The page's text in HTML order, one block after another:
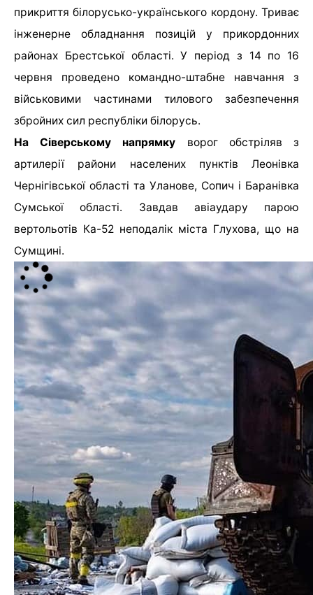
прикриття білорусько-українського кордону. Триває
інженерне обладнання позицій у прикордонних
районах Брестської області. У період з 14 по 16
червня проведено командно-штабне навчання з
військовими частинами тилового забезпечення
збройних сил республіки білорусь.
На Сіверському напрямку ворог обстріляв з
артилерії райони населених пунктів Леонівка
Чернігівської області та Уланове, Сопич і Баранівка
Сумської області. Завдав авіаудару парою
вертольотів Ка-52 неподалік міста Глухова, що на
Сумщині.
На Слобожанському напрямку
противник веде
бойові дії з метою стримування підрозділів Сил
оборони від подальшого просування в бік
Державного кордону.
На Харківському напрямку
ворог застосовував
ствольну артилерію та реактивні системи залпового
вогню в районах населених пунктів Золочів, Уди,
Байрак, Перемога, Рубіжне, Верхній Салтів, Печеніги
та Леб’яже.
На Слов’янському напрямкузафіксовано
артилерійські обстріли поблизу Мазанівки,
Краснопілля та Дібровного. Українські воїни відбили
ворожий штурм в напрямку населеного пункту
Долина. Противник відійшов.